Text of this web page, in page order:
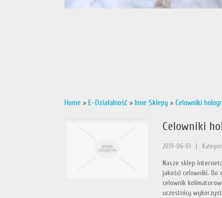
Home » E-Działalność » Inne Sklepy » Celowniki
Celowniki
2019-06-03
Nasze sklep
jakości celowniki.
celownik
uczestnicy